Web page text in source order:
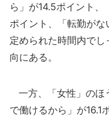
ら」が14.5ポイント、
ポイント、「転勤がな
定められた時間内で
向にある。
一方、「女性」のほ
で働けるから」が16.1